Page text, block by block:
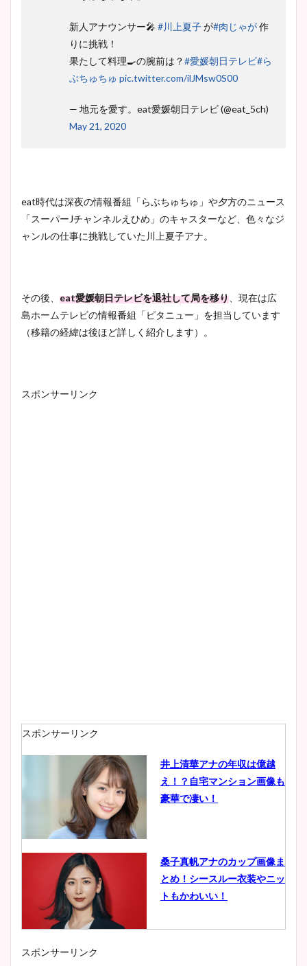
新人アナウンサー🎤 #川上夏子が#肉じゃが作
りに挑戦！
果たして料理🍳の腕前は？#愛媛朝日テレビ#ら
ぶちゅちゅ pic.twitter.com/ilJMsw0S00
— 地元を愛す。eat愛媛朝日テレビ (@eat_5ch)
May 21, 2020
eat時代は深夜の情報番組「らぶちゅちゅ」や夕方のニュース
「スーパーJチャンネルえひめ」のキャスターなど、色々なジ
ャンルの仕事に挑戦していた川上夏子アナ。
その後、 eat愛媛朝日テレビを退社して局を移り 、現在は広
島ホームテレビの情報番組「ピタニュー」を担当しています
（移籍の経緯は後ほど詳しく紹介します）。
スポンサーリンク
スポンサーリンク
井上清華アナの年収は億越
え！？自宅マンション画像も
豪華で凄い！
桑子真帆アナのカップ画像ま
とめ！シースルー衣装やニッ
トもかわいい！
スポンサーリンク